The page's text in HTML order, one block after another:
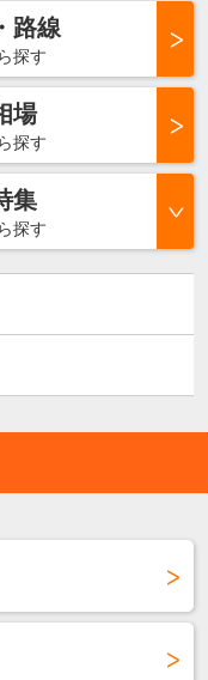
路線
探す
場
探す
集
探す